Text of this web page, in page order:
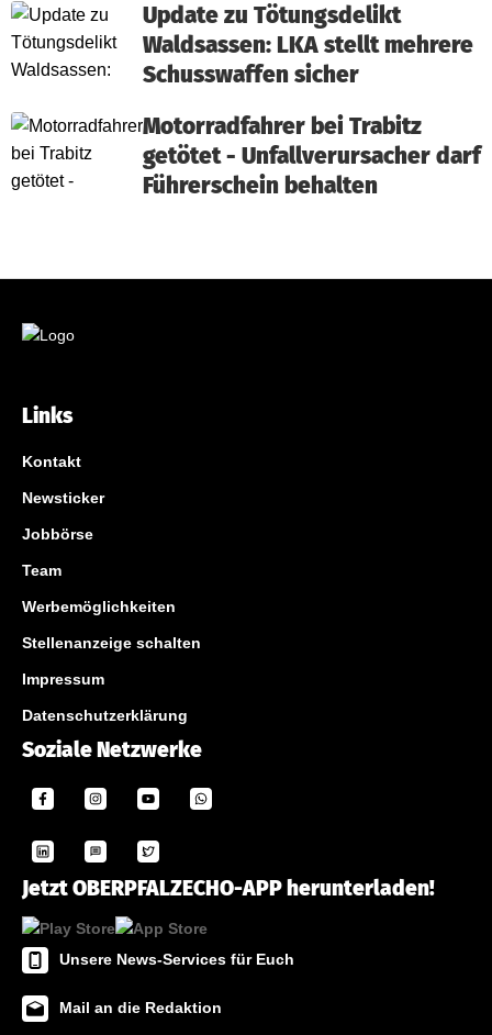
Update zu Tötungsdelikt
Waldsassen: LKA stellt mehrere
Schusswaffen sicher
Motorradfahrer bei Trabitz
getötet - Unfallverursacher darf
Führerschein behalten
Links
Kontakt
Newsticker
Jobbörse
Team
Werbemöglichkeiten
Stellenanzeige schalten
Impressum
Datenschutzerklärung
Soziale Netzwerke
Jetzt OBERPFALZECHO-APP herunterladen!
Unsere News-Services für Euch
Mail an die Redaktion